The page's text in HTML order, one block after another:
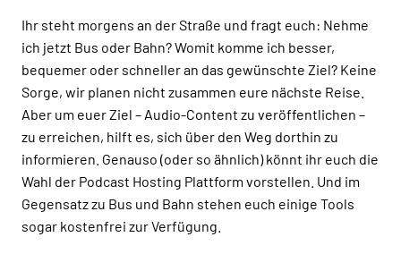
Ihr steht morgens an der Straße und fragt euch: Nehme
ich jetzt Bus oder Bahn? Womit komme ich besser,
bequemer oder schneller an das gewünschte Ziel? Keine
Sorge, wir planen nicht zusammen eure nächste Reise.
Aber um euer Ziel – Audio-Content zu veröffentlichen –
zu erreichen, hilft es, sich über den Weg dorthin zu
informieren. Genauso (oder so ähnlich) könnt ihr euch die
Wahl der Podcast Hosting Plattform vorstellen. Und im
Gegensatz zu Bus und Bahn stehen euch einige Tools
sogar kostenfrei zur Verfügung.